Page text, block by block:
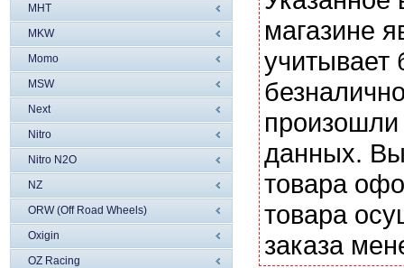
MHT
MKW
Momo
MSW
Next
Nitro
Nitro N2O
NZ
ORW (Off Road Wheels)
Oxigin
OZ Racing
магазине
учитывает
данных. Вы
товара
товара
заказа